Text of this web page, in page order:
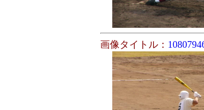
画像タイトル：